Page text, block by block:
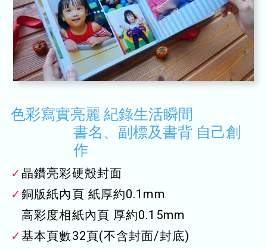
色彩寫實亮麗 紀錄生活瞬間
書名、副標及書背 自己創
作
✓ 晶鑽亮彩硬殼封面
✓銅版紙內頁 紙厚約0.1mm
高彩度相紙內頁 厚約0.15mm
✓基本頁數32頁(不含封面/封底)